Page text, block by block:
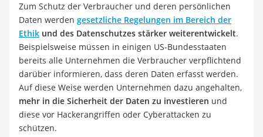
Zum Schutz der Verbraucher und deren persönlichen
Daten werden gesetzliche Regelungen im Bereich der
Ethik und des Datenschutzes stärker weiterentwickelt.
Beispielsweise müssen in einigen US-Bundesstaaten
bereits alle Unternehmen die Verbraucher verpflichtend
darüber informieren, dass deren Daten erfasst werden.
Auf diese Weise werden Unternehmen dazu angehalten,
mehr in die Sicherheit der Daten zu investieren und
diese vor Hackerangriffen oder Cyberattacken zu
schützen.